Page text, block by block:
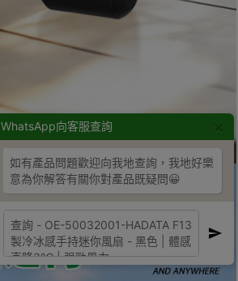
WhatsApp向客服查詢
如有產品問題歡迎向我地查詢，我地好樂
意為你解答有關你對產品既疑問😀